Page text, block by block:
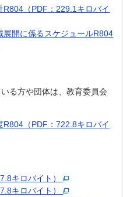
（PDF：229.1キロバイ
開に係るスケジュールR804
る方や団体は、教育委員会
（PDF：722.8キロバイ
キロバイト）
キロバイト）